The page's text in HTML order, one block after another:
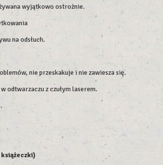
wyjątkowo ostrożnie.
na odsłuch.
nie przeskakuje i nie zawiesza się.
odtwarzaczu z czułym laserem.